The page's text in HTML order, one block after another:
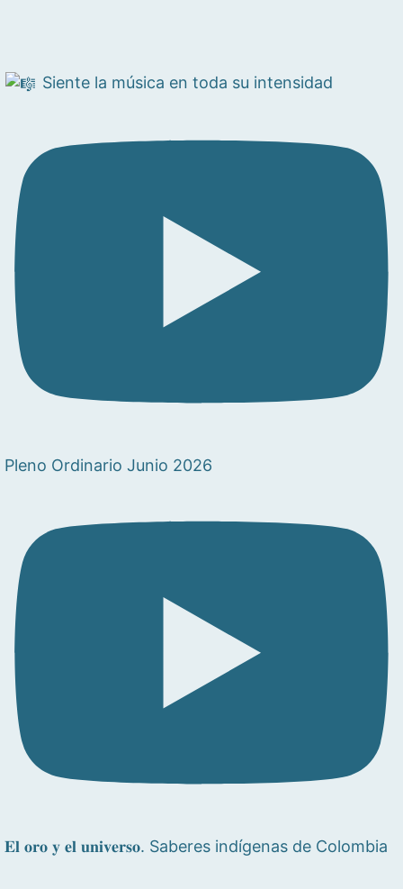
Siente la música en toda su intensidad
Pleno Ordinario Junio 2026
𝐄𝐥 𝐨𝐫𝐨 𝐲 𝐞𝐥 𝐮𝐧𝐢𝐯𝐞𝐫𝐬𝐨. Saberes indígenas de Colombia